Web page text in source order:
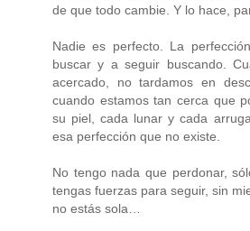
de que todo cambie. Y lo hace,
Nadie es perfecto. La
buscar y a seguir buscando.
acercado, no tardamos en
cuando estamos tan cerca que
su piel, cada lunar y cada
esa perfección que no existe.
No tengo nada que perdonar,
tengas fuerzas para seguir, sin
no estás sola…